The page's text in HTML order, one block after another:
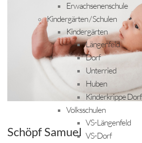
Erwachsenenschule
Kindergärten / Schulen
Kindergärten
Längenfeld
Dorf
Unterried
Huben
Kinderkrippe Dorf
Volksschulen
VS-Längenfeld
VS-Dorf
Schöpf Samuel